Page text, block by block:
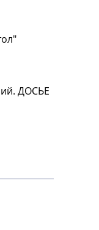
ДОСЬЕ